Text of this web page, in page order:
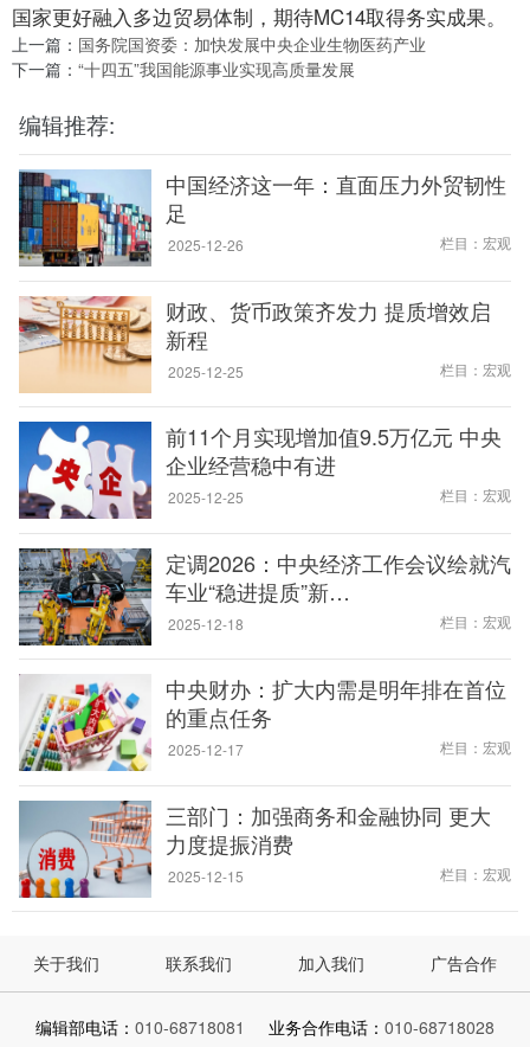
国家更好融入多边贸易体制，期待MC14取得务实成果。
上一篇： 国务院国资委：加快发展中央企业生物医药产业
下一篇： “十四五”我国能源事业实现高质量发展
编辑推荐:
中国经济这一年：直面压力外贸韧性
足
2025-12-26 栏目：宏观
财政、货币政策齐发力 提质增效启
新程
2025-12-25 栏目：宏观
前11个月实现增加值9.5万亿元 中央
企业经营稳中有进
2025-12-25 栏目：宏观
定调2026：中央经济工作会议绘就汽
车业“稳进提质”新…
2025-12-18 栏目：宏观
中央财办：扩大内需是明年排在首位
的重点任务
2025-12-17 栏目：宏观
三部门：加强商务和金融协同 更大
力度提振消费
2025-12-15 栏目：宏观
关于我们 联系我们 加入我们 广告合作
编辑部电话： 010-68718081 业务合作电话： 010-68718028